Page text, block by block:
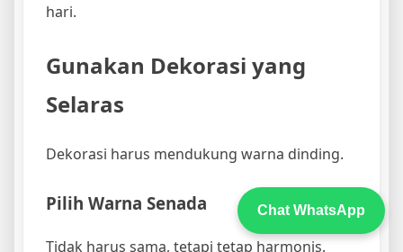
hari.
Gunakan Dekorasi yang
Selaras
Dekorasi harus mendukung warna dinding.
Pilih Warna Senada
Tidak harus sama, tetapi tetap harmonis.
Chat WhatsApp